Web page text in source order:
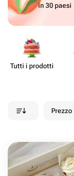
in 30 paesi
Tutti i prodotti
Prezzo